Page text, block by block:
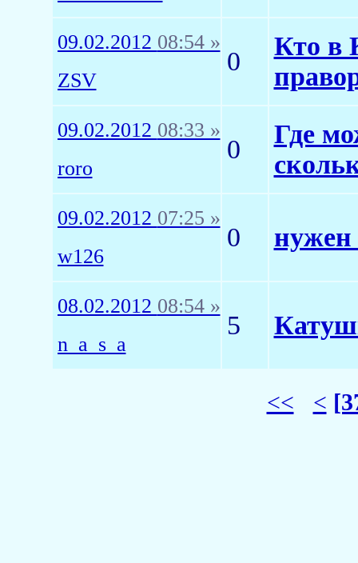
09.02.2012 08:54 »
ZSV
0
Кто в
09.02.2012 08:33 »
roro
0
Где
09.02.2012 07:25 »
w126
0 нужен
08.02.2012 08:54 »
n_a_s_a
5
<< <